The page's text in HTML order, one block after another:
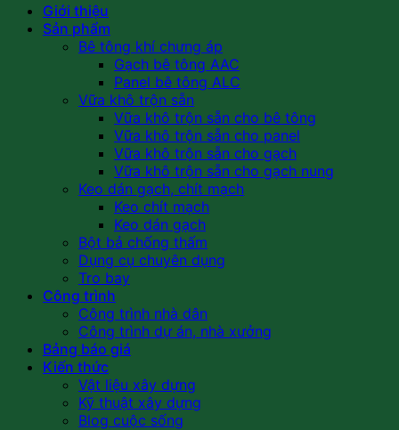
Giới thiệu
Sản phẩm
Bê tông khí chưng áp
Gạch bê tông AAC
Panel bê tông ALC
Vữa khô trộn sẵn
Vữa khô trộn sẵn cho bê tông
Vữa khô trộn sẵn cho panel
Vữa khô trộn sẵn cho gạch
Vữa khô trộn sẵn cho gạch nung
Keo dán gạch, chít mạch
Keo chít mạch
Keo dán gạch
Bột bả chống thấm
Dụng cụ chuyên dụng
Tro bay
Công trình
Công trình nhà dân
Công trình dự án, nhà xưởng
Bảng báo giá
Kiến thức
Vật liệu xây dựng
Kỹ thuật xây dựng
Blog cuộc sống